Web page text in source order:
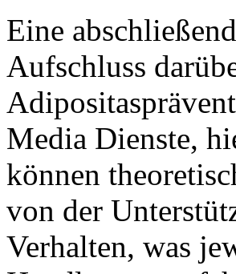
Eine
Aufschluss
Media Dienste,
können
von der
Verhalten, was